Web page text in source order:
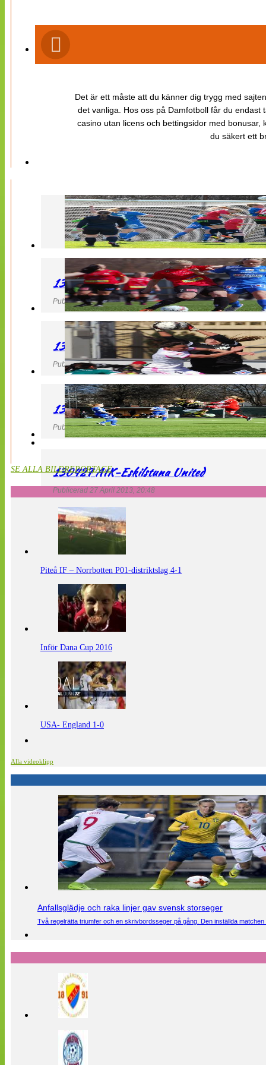
Det är ett måste att du känner dig trygg med
det vanliga. Hos oss på Damfotboll får du
casino utan licens och bettingsidor med
du säkert ett
130427 LB 07 – QBIK
Publicerad 27 April 2013, 22:40
130427 IF Limhamn Bunkeflo – QBIK
Publicerad 27 April 2013, 21:10
130427 LdB FC Malmö – Mallbackens IF
Publicerad 27 April 2013, 20:54
130427 AIK-Eskilstuna United
Publicerad 27 April 2013, 20:48
SE ALLA BILDREPORTAGE
Piteå IF – Norrbotten P01-distriktslag 4-1
Inför Dana Cup 2016
USA- England 1-0
Alla videoklipp
Anfallsglädje och raka linjer gav svensk storseger
Två regelrätta triumfer och en skrivbordsseger på gång. Den inställda